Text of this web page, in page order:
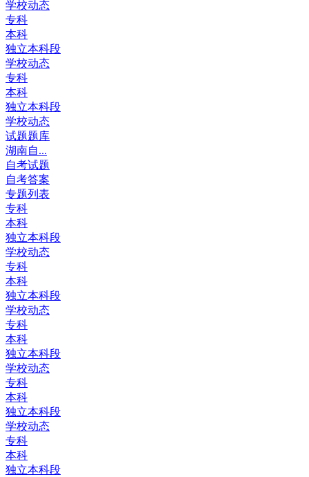
学校动态
专科
本科
独立本科段
学校动态
专科
本科
独立本科段
学校动态
试题题库
湖南自...
自考试题
自考答案
专题列表
专科
本科
独立本科段
学校动态
专科
本科
独立本科段
学校动态
专科
本科
独立本科段
学校动态
专科
本科
独立本科段
学校动态
专科
本科
独立本科段